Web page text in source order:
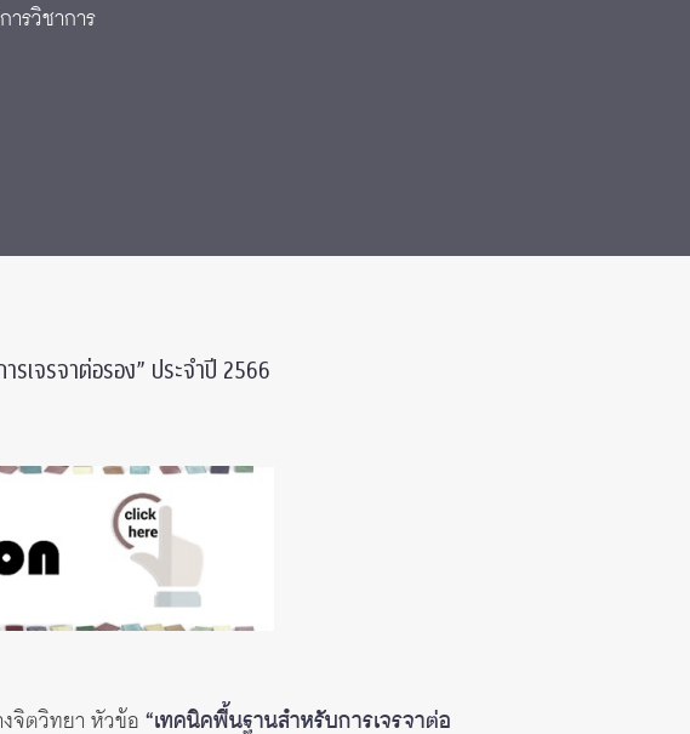
ารวิชาการ
รเจรจาต่อรอง” ประจำปี 2566
จิตวิทยา หัวข้อ “เทคนิคพื้นฐานสำหรับการเจรจาต่อ